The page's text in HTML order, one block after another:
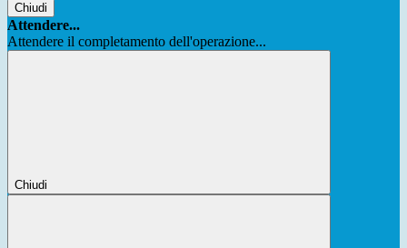
Chiudi
Attendere...
Attendere il completamento dell'operazione...
Chiudi